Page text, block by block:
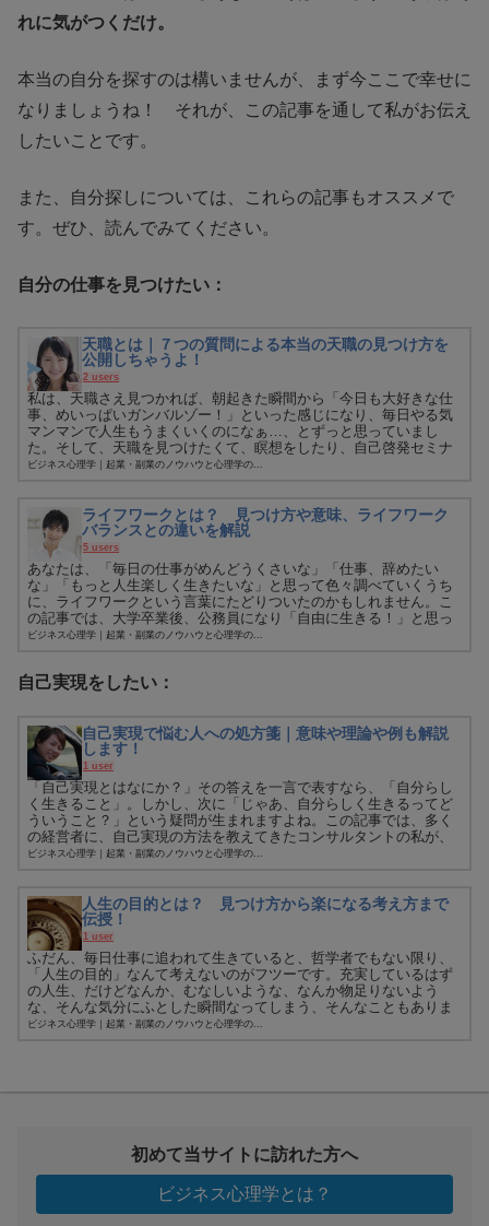
れに気がつくだけ。
本当の自分を探すのは構いませんが、まず今ここで幸せに
なりましょうね！ それが、この記事を通して私がお伝え
したいことです。
また、自分探しについては、これらの記事もオススメで
す。ぜひ、読んでみてください。
自分の仕事を見つけたい：
天職とは｜７つの質問による本当の天職の見つけ方を
公開しちゃうよ！
2 users
私は、天職さえ見つかれば、朝起きた瞬間から「今日も大好きな仕
事、めいっぱいガンバルゾー！」といった感じになり、毎日やる気
マンマンで人生もうまくいくのになぁ…、とずっと思っていまし
た。そして、天職を見つけたくて、瞑想をしたり、自己啓発セミナ
ーに参加し...
ビジネス心理学｜起業・副業のノウハウと心理学の...
ライフワークとは？ 見つけ方や意味、ライフワーク
バランスとの違いを解説
5 users
あなたは、「毎日の仕事がめんどうくさいな」「仕事、辞めたい
な」「もっと人生楽しく生きたいな」と思って色々調べていくうち
に、ライフワークという言葉にたどりついたのかもしれません。こ
の記事では、大学卒業後、公務員になり「自由に生きる！」と思っ
て独立し...
ビジネス心理学｜起業・副業のノウハウと心理学の...
自己実現をしたい：
自己実現で悩む人への処方箋｜意味や理論や例も解説
します！
1 user
「自己実現とはなにか？」その答えを一言で表すなら、「自分らし
く生きること」。しかし、次に「じゃあ、自分らしく生きるってど
ういうこと？」という疑問が生まれますよね。この記事では、多く
の経営者に、自己実現の方法を教えてきたコンサルタントの私が、
自己実...
ビジネス心理学｜起業・副業のノウハウと心理学の...
人生の目的とは？ 見つけ方から楽になる考え方まで
伝授！
1 user
ふだん、毎日仕事に追われて生きていると、哲学者でもない限り、
「人生の目的」なんて考えないのがフツーです。充実しているはず
の人生、だけどなんか、むなしいような、なんか物足りないよう
な、そんな気分にふとした瞬間なってしまう、そんなこともありま
すよね。...
ビジネス心理学｜起業・副業のノウハウと心理学の...
初めて当サイトに訪れた方へ
ビジネス心理学とは？